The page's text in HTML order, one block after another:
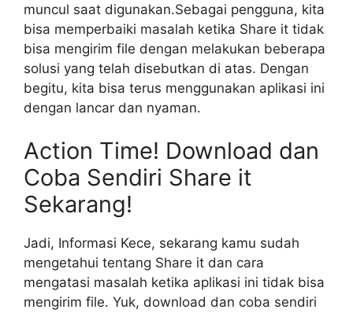
muncul saat digunakan.Sebagai pengguna, kita
bisa memperbaiki masalah ketika Share it tidak
bisa mengirim file dengan melakukan beberapa
solusi yang telah disebutkan di atas. Dengan
begitu, kita bisa terus menggunakan aplikasi ini
dengan lancar dan nyaman.
Action Time! Download dan
Coba Sendiri Share it
Sekarang!
Jadi, Informasi Kece, sekarang kamu sudah
mengetahui tentang Share it dan cara
mengatasi masalah ketika aplikasi ini tidak bisa
mengirim file. Yuk, download dan coba sendiri